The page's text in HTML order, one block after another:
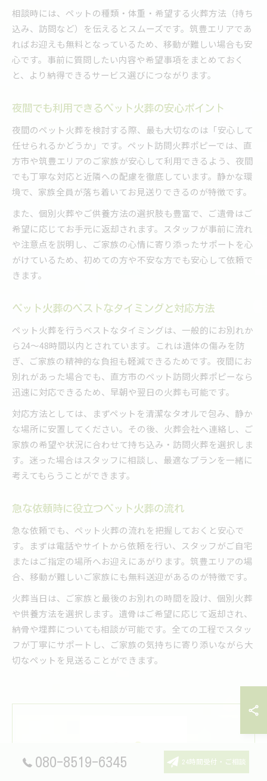
相談時には、ペットの種類・体重・希望する火葬方法（持ち
込み、訪問など）を伝えるとスムーズです。筑豊エリアであ
ればお迎えも無料となっているため、移動が難しい場合も安
心です。事前に質問したい内容や希望事項をまとめておく
と、より納得できるサービス選びにつながります。
夜間でも利用できるペット火葬の安心ポイント
夜間のペット火葬を検討する際、最も大切なのは「安心して
任せられるかどうか」です。ペット訪問火葬ポピーでは、直
方市や筑豊エリアのご家族が安心して利用できるよう、夜間
でも丁寧な対応と近隣への配慮を徹底しています。静かな環
境で、家族全員が落ち着いてお見送りできるのが特徴です。
また、個別火葬やご供養方法の選択肢も豊富で、ご遺骨はご
希望に応じてお手元に返却されます。スタッフが事前に流れ
や注意点を説明し、ご家族の心情に寄り添ったサポートを心
がけているため、初めての方や不安な方でも安心して依頼で
きます。
ペット火葬のベストなタイミングと対応方法
ペット火葬を行うベストなタイミングは、一般的にお別れか
ら24～48時間以内とされています。これは遺体の傷みを防
ぎ、ご家族の精神的な負担も軽減できるためです。夜間にお
別れがあった場合でも、直方市のペット訪問火葬ポピーなら
迅速に対応できるため、早朝や翌日の火葬も可能です。
対応方法としては、まずペットを清潔なタオルで包み、静か
な場所に安置してください。その後、火葬会社へ連絡し、ご
家族の希望や状況に合わせて持ち込み・訪問火葬を選択しま
す。迷った場合はスタッフに相談し、最適なプランを一緒に
考えてもらうことができます。
急な依頼時に役立つペット火葬の流れ
急な依頼でも、ペット火葬の流れを把握しておくと安心で
す。まずは電話やサイトから依頼を行い、スタッフがご自宅
またはご指定の場所へお迎えにあがります。筑豊エリアの場
合、移動が難しいご家族にも無料送迎があるのが特徴です。
火葬当日は、ご家族と最後のお別れの時間を設け、個別火葬
や供養方法を選択します。遺骨はご希望に応じて返却され、
納骨や埋葬についても相談が可能です。全ての工程でスタッ
フが丁寧にサポートし、ご家族の気持ちに寄り添いながら大
切なペットを見送ることができます。
080-8519-6345 24時間受付・ご相談